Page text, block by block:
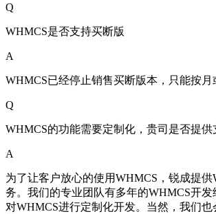
Q
WHMCS是否支持买断版
A
WHMCS已经停止销售买断版本，只能按
Q
WHMCS的功能需要定制化，贵司是否提供
A
为了让客户放心的使用WHMCS，锐成提供
务。我们的专业团队有多年的WHMCS开
对WHMCS进行定制化开发。当然，我们